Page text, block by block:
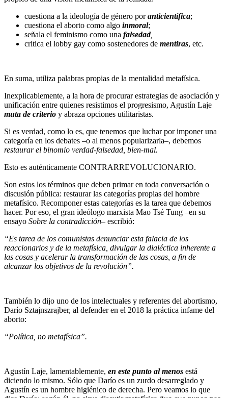
cuestiona a la ideología de género poranticientífica;
cuestiona el aborto como algo inmoral;
señala el feminismo como una falsedad,
critica el lobby gay como sostenedores de mentiras, etc.
En suma, utiliza palabras propias de la mentalidad metafísica.
Inexplicablemente, a la hora de procurar estrategias de asociación y
unificación entre quienes resistimos el progresismo, Agustín Laje
muta de criterio y abraza opciones utilitaristas.
Si es verdad, como lo es, que tenemos que luchar por imponer una
categoría en los debates –o al menos popularizarla–, debemos
restaurar el binomio verdad-falsedad, bien-mal.
Esto es auténticamente CONTRARREVOLUCIONARIO.
Son estos los términos que deben primar en toda conversación o
discusión pública: restaurar las categorías propias del hombre
metafísico. Recomponer estas categorías es la tarea que debemos
hacer. Por eso, el gran ideólogo marxista Mao Tsé Tung –en su
ensayo Sobre la contradicción– escribió:
“Es tarea de los comunistas denunciar esta falacia de los
reaccionarios y de la metafísica, divulgar la dialéctica inherente a
las cosas y acelerar la transformación de las cosas, a fin de
alcanzar los objetivos de la revolución”.
También lo dijo uno de los intelectuales y referentes del abortismo,
Darío Sztajnszrajber, al defender en el 2018 la práctica infame del
aborto:
“Política, no metafísica”.
Agustín Laje, lamentablemente, en este punto al menos está
diciendo lo mismo. Sólo que Darío es un zurdo desarreglado y
Agustín es un hombre higiénico de derecha. Pero veamos lo que